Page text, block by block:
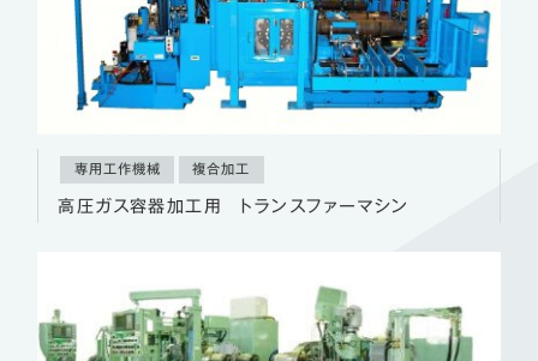
専用工作機械 複合加工
高圧ガス容器加工用 トランスファーマシン